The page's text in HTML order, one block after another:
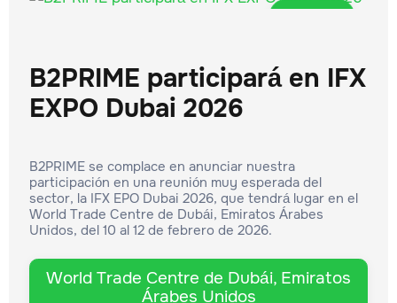
B2PRIME participará en IFX
EXPO Dubai 2026
B2PRIME se complace en anunciar nuestra
participación en una reunión muy esperada del
sector, la IFX EPO Dubai 2026, que tendrá lugar en el
World Trade Centre de Dubái, Emiratos Árabes
Unidos, del 10 al 12 de febrero de 2026.
World Trade Centre de Dubái, Emiratos
Árabes Unidos